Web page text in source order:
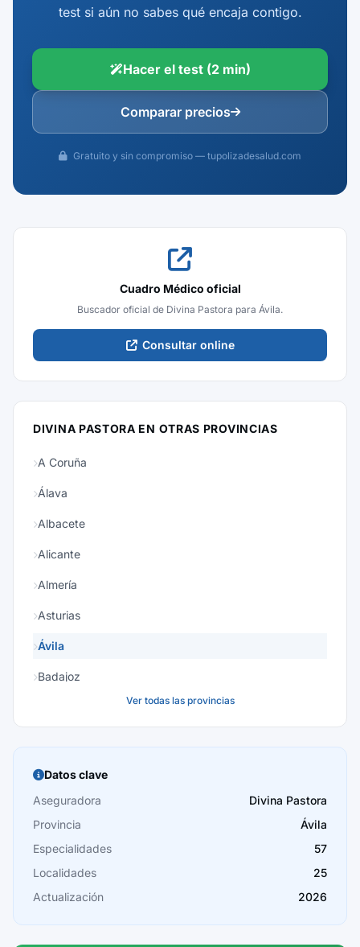
test si aún no sabes qué encaja contigo.
Hacer el test (2 min)
Comparar precios
Gratuito y sin compromiso — tupolizadesalud.com
Cuadro Médico oficial
Buscador oficial de Divina Pastora para Ávila.
Consultar online
DIVINA PASTORA EN OTRAS PROVINCIAS
A Coruña
Álava
Albacete
Alicante
Almería
Asturias
Ávila
Badajoz
Burgos
Cáceres
Cádiz
Cantabria
Castellón
Ver todas las provincias
Datos clave
Aseguradora
Divina Pastora
Provincia
Ávila
Especialidades
57
Localidades
25
Actualización
2026